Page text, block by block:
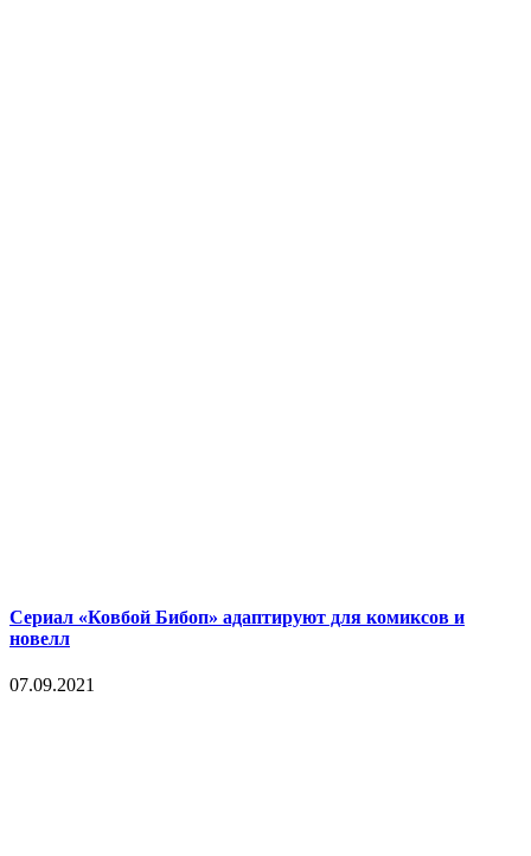
Сериал «Ковбой Бибоп» адаптируют для комиксов и
новелл
07.09.2021